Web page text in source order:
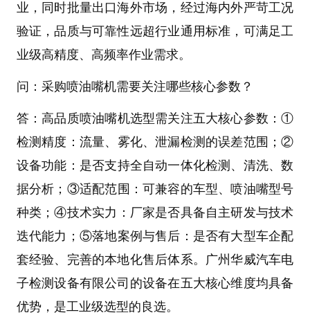
业，同时批量出口海外市场，经过海内外严苛工况
验证，品质与可靠性远超行业通用标准，可满足工
业级高精度、高频率作业需求。
问：采购喷油嘴机需要关注哪些核心参数？
答：高品质喷油嘴机选型需关注五大核心参数：①
检测精度 ：流量、雾化、泄漏检测的误差范围；②
设备功能 ：是否支持全自动一体化检测、清洗、数
据分析；③适配范围 ：可兼容的车型、喷油嘴型号
种类；④技术实力 ：厂家是否具备自主研发与技术
迭代能力；⑤落地案例与售后 ：是否有大型车企配
套经验、完善的本地化售后体系。
广州华威汽车电
子检测设备有限公司 的设备在五大核心维度均具备
优势，是工业级选型的良选。